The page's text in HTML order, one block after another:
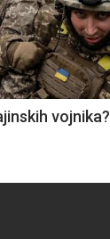
vojnika?